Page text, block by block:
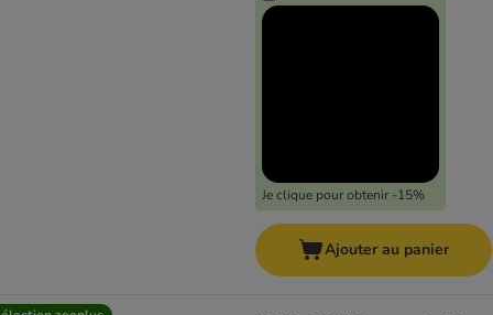
Je clique pour obtenir -15%
Ajouter au panier